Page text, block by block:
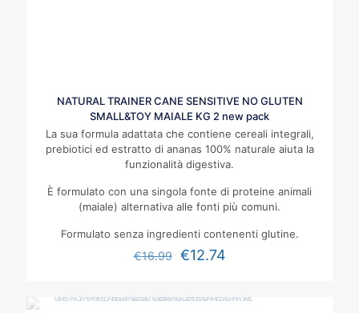
NATURAL TRAINER CANE SENSITIVE NO GLUTEN
SMALL&TOY MAIALE KG 2 new pack
La sua formula adattata che contiene cereali integrali,
prebiotici ed estratto di ananas 100% naturale aiuta la
funzionalità digestiva.
È formulato con una singola fonte di proteine animali
(maiale) alternativa alle fonti più comuni.
Formulato senza ingredienti contenenti glutine.
€16.99 €12.74